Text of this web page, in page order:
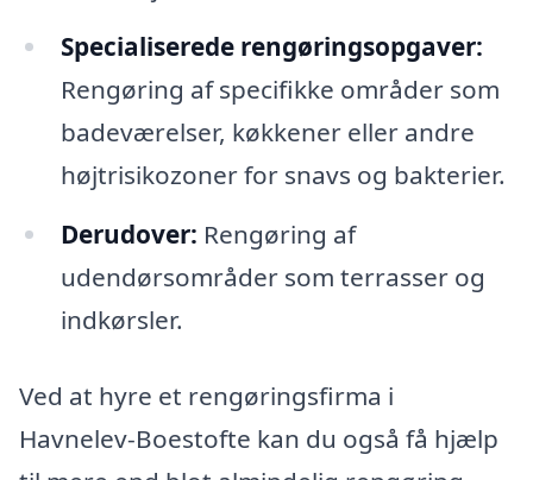
Specialiserede rengøringsopgaver:
Rengøring af specifikke områder som
badeværelser, køkkener eller andre
højtrisikozoner for snavs og bakterier.
Derudover: Rengøring af
udendørsområder som terrasser og
indkørsler.
Ved at hyre et rengøringsfirma i
Havnelev-Boestofte kan du også få hjælp